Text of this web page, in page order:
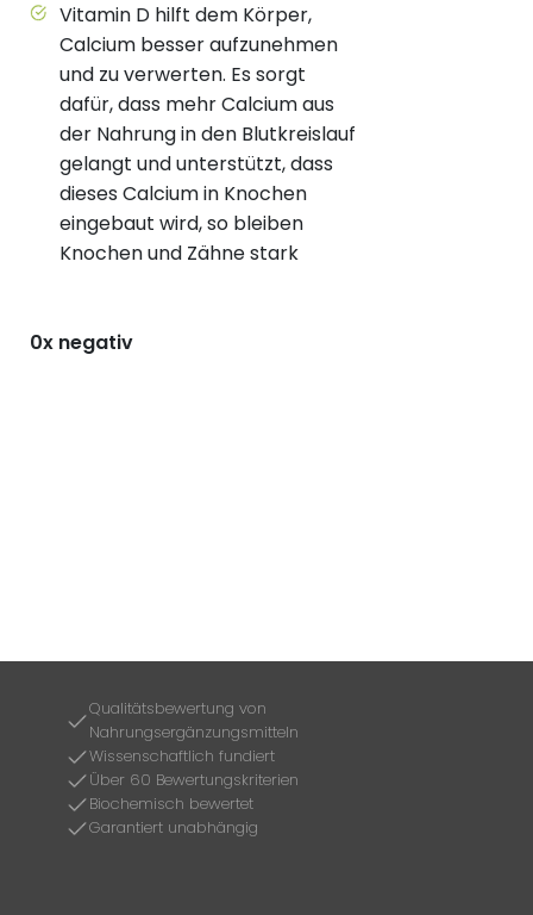
Vitamin D hilft dem Körper,
Calcium besser aufzunehmen
und zu verwerten. Es sorgt
dafür, dass mehr Calcium aus
der Nahrung in den Blutkreislauf
gelangt und unterstützt, dass
dieses Calcium in Knochen
eingebaut wird, so bleiben
Knochen und Zähne stark
0x negativ
Qualitätsbewertung von
Nahrungsergänzungsmitteln
Wissenschaftlich fundiert
Über 60 Bewertungskriterien
Biochemisch bewertet
Garantiert unabhängig